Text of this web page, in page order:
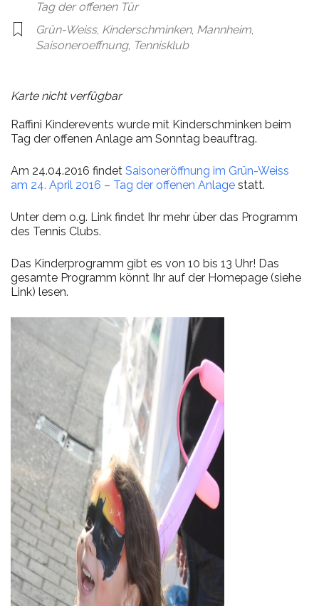
Tag der offenen Tür
Grün-Weiss, Kinderschminken, Mannheim,
Saisoneroeffnung, Tennisklub
Karte nicht verfügbar
Raffini Kinderevents wurde mit Kinderschminken beim
Tag der offenen Anlage am Sonntag beauftrag.
Am 24.04.2016 findet Saisoneröffnung im Grün-Weiss
am 24. April 2016 – Tag der offenen Anlage statt.
Unter dem o.g. Link findet Ihr mehr über das Programm
des Tennis Clubs.
Das Kinderprogramm gibt es von 10 bis 13 Uhr! Das
gesamte Programm könnt Ihr auf der Homepage (siehe
Link) lesen.